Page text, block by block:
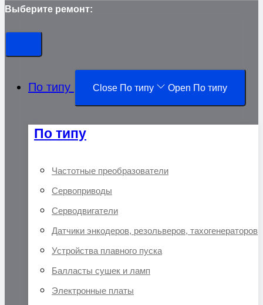
Выберите ремонт:
По типу Close По типу Open По типу
По типу
Частотные преобразователи
Сервоприводы
Серводвигатели
Датчики энкодеров, резольверов, тахогенераторов
Устройства плавного пуска
Балласты сушек и ламп
Электронные платы